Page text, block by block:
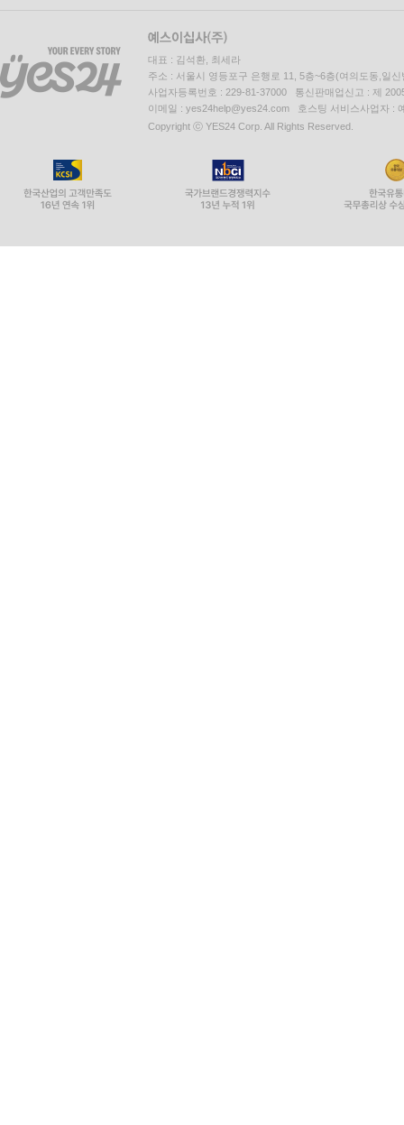
대표 : 김석환, 최세라
주소 : 서울시 영등포구 은행로 11, 5층~6층(여의도동,일신
사업자등록번호 : 229-81-37000 통신판매업신고 : 제
이메일 : yes24help@yes24.com 호스팅 서비스사업자 :
Copyright ⓒ YES24 Corp. All Rights Reserved.